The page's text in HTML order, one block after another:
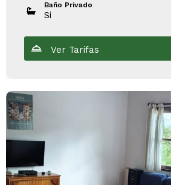
Baño Privado
Si
Ver Tarifas